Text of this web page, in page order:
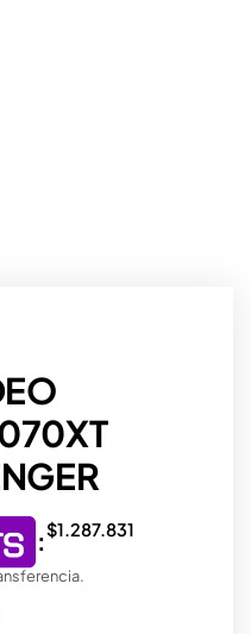
:$1.287.831